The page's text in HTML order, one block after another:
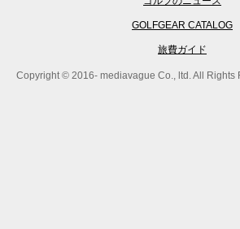
GOLFGEAR CATALOG
旅費ガイド
Copyright © 2016- mediavague Co., ltd. All Rights